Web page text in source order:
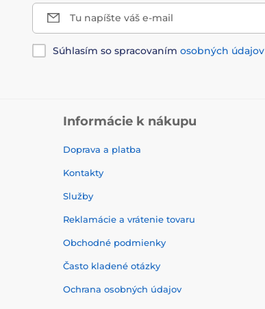
Tu napíšte váš e-mail
Súhlasím so spracovaním osobných údajov
Informácie k nákupu
Doprava a platba
Kontakty
Služby
Reklamácie a vrátenie tovaru
Obchodné podmienky
Často kladené otázky
Ochrana osobných údajov